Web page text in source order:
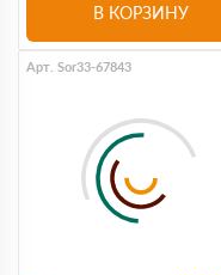
В КОРЗИНУ
Арт. Sor33-67843